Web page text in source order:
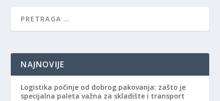
NAJNOVIJE
Logistika počinje od dobrog pakovanja: zašto je
specijalna paleta važna za skladište i transport